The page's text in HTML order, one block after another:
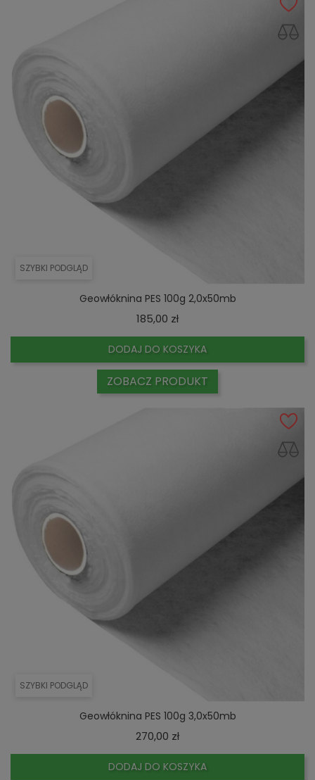
SZYBKI PODGLĄD
Geowłóknina PES 100g 2,0x50mb
185,00 złCena
DODAJ DO KOSZYKA
ZOBACZ PRODUKT
SZYBKI PODGLĄD
Geowłóknina PES 100g 3,0x50mb
270,00 złCena
DODAJ DO KOSZYKA